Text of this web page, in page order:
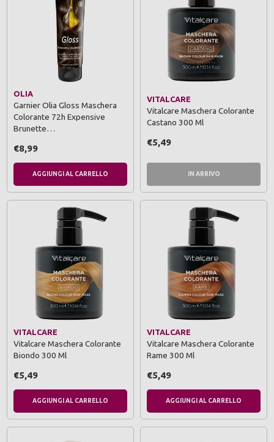
OLIA
Garnier Olia Gloss Maschera
Colorante 72h Expensive
Brunette…
€8,99
AGGIUNGI AL CARRELLO
VITALCARE
Vitalcare Maschera Colorante
Castano 300 Ml
€5,49
IN ARRIVO
VITALCARE
Vitalcare Maschera Colorante
Biondo 300 Ml
€5,49
AGGIUNGI AL CARRELLO
VITALCARE
Vitalcare Maschera Colorante
Rame 300 Ml
€5,49
AGGIUNGI AL CARRELLO